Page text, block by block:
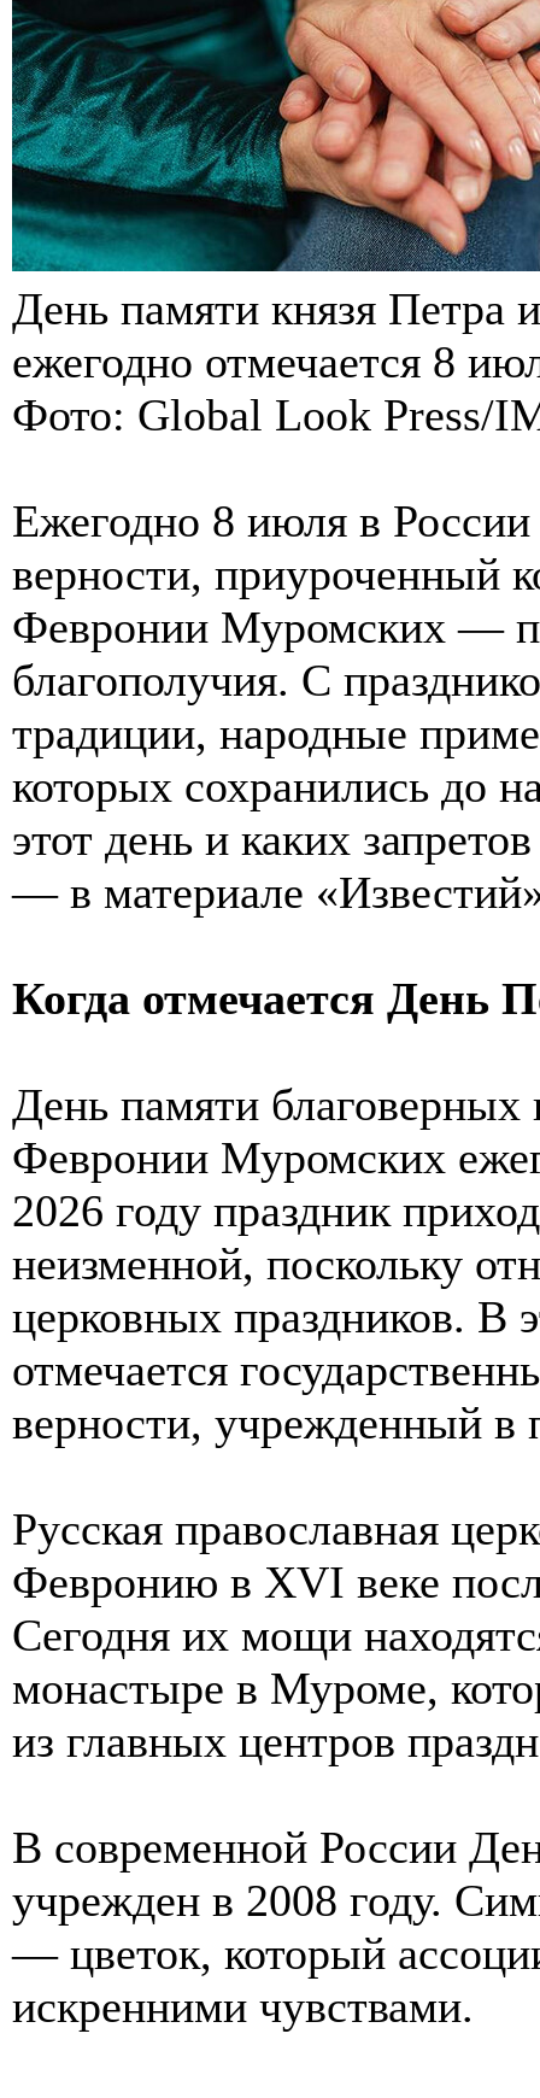
День памяти князя
ежегодно отмечается 8
Фото: Global Look Press/
Ежегодно 8 июля в
верности, приуроченный
Февронии Муромских —
благополучия. С
традиции, народные
которых сохранились до
этот день и каких
— в материале
Когда отмечается День
День памяти благоверных
Февронии Муромских
2026 году праздник
неизменной, поскольку
церковных праздников. В
отмечается
верности, учрежденный в
Русская православная
Февронию в XVI веке
Сегодня их мощи
монастыре в Муроме,
из главных центров
В современной России
учрежден в 2008 году.
— цветок, который
искренними чувствами.